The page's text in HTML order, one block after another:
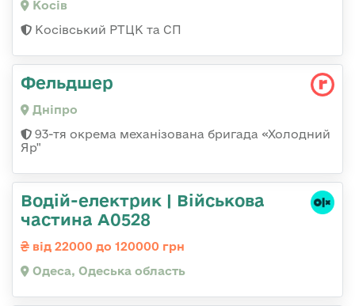
Косів
Косівський РТЦК та СП
Фельдшер
Дніпро
93-тя окрема механізована бригада «Холодний
Яр"
Водій-електрик | Військова
частина А0528
від 22000 до 120000 грн
Одеса, Одеська область